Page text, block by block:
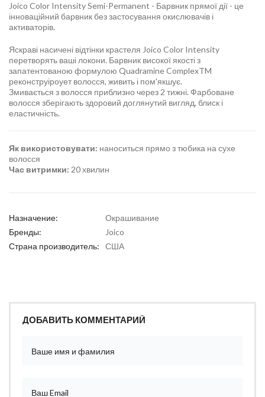
Joico Color Intensity Semi-Permanent - Барвник прямої дії - це
інноваційний барвник без застосування окислювачів і
активаторів.
Яскраві насичені відтінки крастеля Joico Color Intensity
перетворять ваші локони. Барвник високої якості з
запатентованою формулою Quadramine ComplexTM
реконструіроует волосся, живить і пом'якшує.
Змивається з волосся приблизно через 2 тижні. Фарбоване
волосся зберігають здоровий доглянутий вигляд, блиск і
еластичність.
Як використовувати: наноситься прямо з тюбика на сухе
волосся
Час витримки: 20 хвилин
Назначение:
Окрашивание
Бренды:
Joico
Страна производитель:
США
ДОБАВИТЬ КОММЕНТАРИЙ